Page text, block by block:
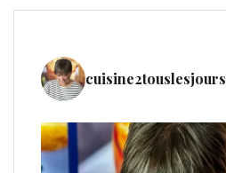
cuisine2touslesjours